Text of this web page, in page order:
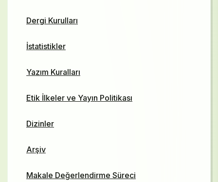
Dergi Kurulları
İstatistikler
Yazım Kuralları
Etik İlkeler ve Yayın Politikası
Dizinler
Arşiv
Makale Değerlendirme Süreci